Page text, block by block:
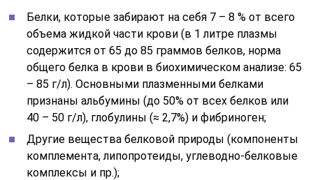
Белки, которые забирают на себя 7 – 8 % от всего
объема жидкой части крови (в 1 литре плазмы
содержится от 65 до 85 граммов белков, норма
общего белка в крови в биохимическом анализе: 65
– 85 г/л). Основными плазменными белками
признаны альбумины (до 50% от всех белков или
40 – 50 г/л), глобулины (≈ 2,7%) и фибриноген;
Другие вещества белковой природы (компоненты
комплемента, липопротеиды, углеводно-белковые
комплексы и пр.);